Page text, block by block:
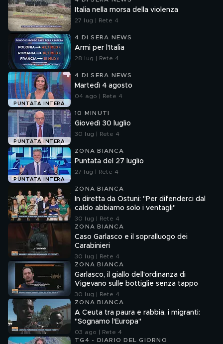
Italia nella morsa della violenza
27 lug | Rete 4
4 DI SERA NEWS
Armi per l'Italia
28 lug | Rete 4
PUNTATA INTERA
4 DI SERA NEWS
Martedì 4 agosto
04 ago | Rete 4
PUNTATA INTERA
10 MINUTI
Giovedì 30 luglio
30 lug | Rete 4
PUNTATA INTERA
ZONA BIANCA
Puntata del 27 luglio
27 lug | Rete 4
ZONA BIANCA
In diretta da Ostuni: "Per difenderci dal
caldo abbiamo solo i ventagli"
30 lug | Rete 4
ZONA BIANCA
Caso Garlasco e il sopralluogo dei
Carabinieri
30 lug | Rete 4
ZONA BIANCA
Garlasco, il giallo dell'ordinanza di
Vigevano sulle bottiglie senza tappo
30 lug | Rete 4
ZONA BIANCA
A Ceuta tra paura e rabbia, i migranti:
"Sognamo l'Europa"
03 ago | Rete 4
TG4 - DIARIO DEL GIORNO